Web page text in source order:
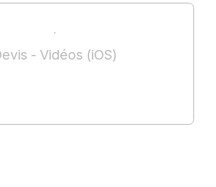
- Vidéos (iOS)